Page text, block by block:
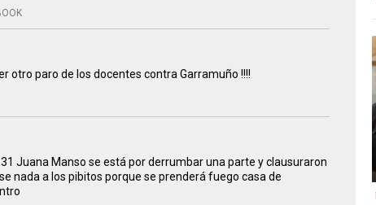
otro paro de los docentes contra Garramuño !!!!
Juana Manso se está por derrumbar una parte y clausuraron
nada a los pibitos porque se prenderá fuego casa de